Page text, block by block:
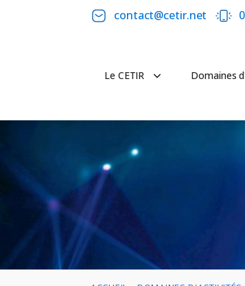
contact@cetir.net
Le CETIR Domaines